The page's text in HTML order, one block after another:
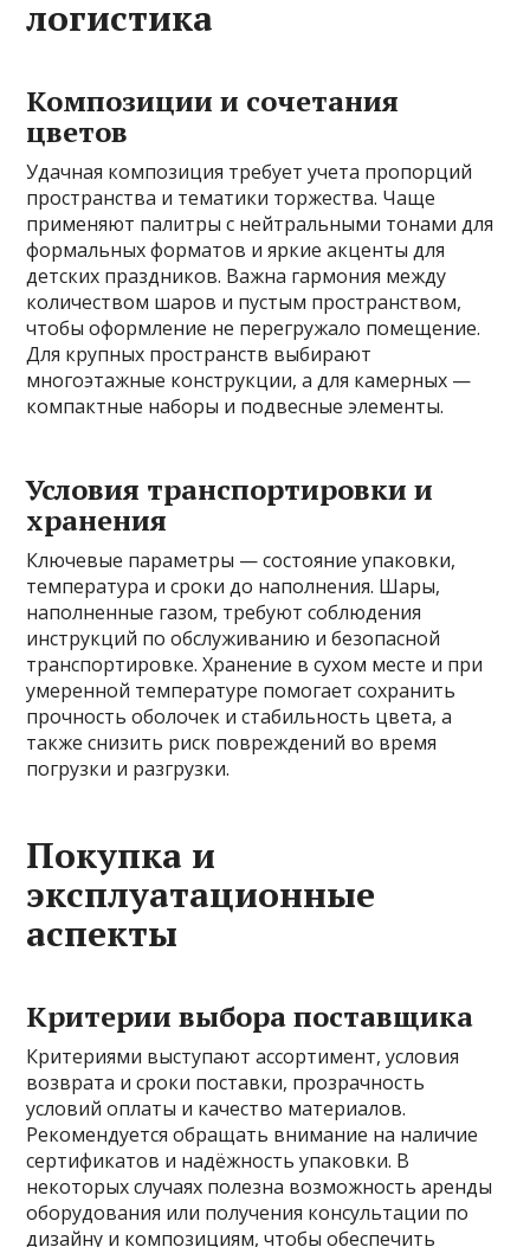
логистика
Композиции и сочетания
цветов
Удачная композиция требует учета пропорций
пространства и тематики торжества. Чаще
применяют палитры с нейтральными тонами для
формальных форматов и яркие акценты для
детских праздников. Важна гармония между
количеством шаров и пустым пространством,
чтобы оформление не перегружало помещение.
Для крупных пространств выбирают
многоэтажные конструкции, а для камерных —
компактные наборы и подвесные элементы.
Условия транспортировки и
хранения
Ключевые параметры — состояние упаковки,
температура и сроки до наполнения. Шары,
наполненные газом, требуют соблюдения
инструкций по обслуживанию и безопасной
транспортировке. Хранение в сухом месте и при
умеренной температуре помогает сохранить
прочность оболочек и стабильность цвета, а
также снизить риск повреждений во время
погрузки и разгрузки.
Покупка и
эксплуатационные
аспекты
Критерии выбора поставщика
Критериями выступают ассортимент, условия
возврата и сроки поставки, прозрачность
условий оплаты и качество материалов.
Рекомендуется обращать внимание на наличие
сертификатов и надёжность упаковки. В
некоторых случаях полезна возможность аренды
оборудования или получения консультации по
дизайну и композициям, чтобы обеспечить